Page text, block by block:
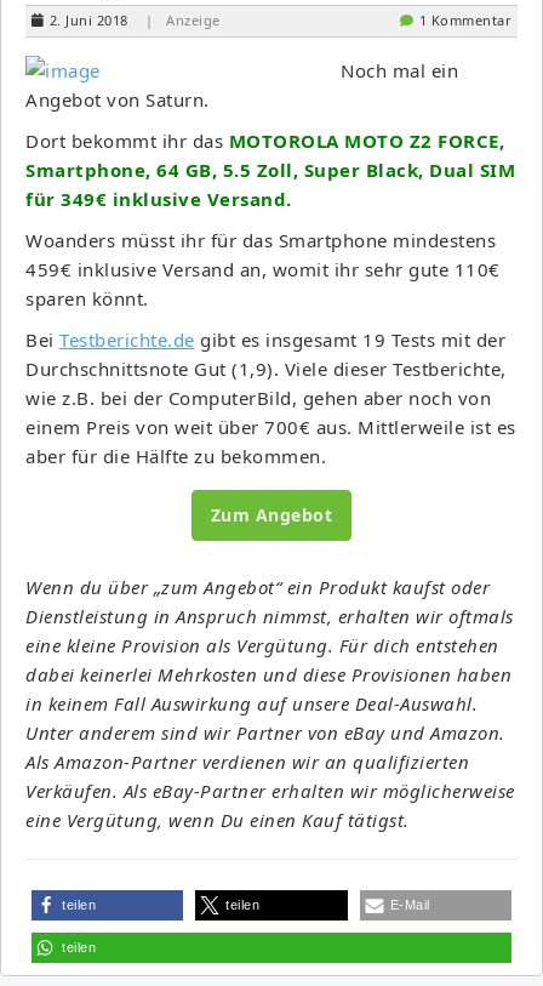
2. Juni 2018 | Anzeige 1 Kommentar
Noch mal ein
Angebot von Saturn.
Dort bekommt ihr das MOTOROLA MOTO Z2 FORCE,
Smartphone, 64 GB, 5.5 Zoll, Super Black, Dual SIM
für 349€ inklusive Versand.
Woanders müsst ihr für das Smartphone mindestens
459€ inklusive Versand an, womit ihr sehr gute 110€
sparen könnt.
Bei Testberichte.de gibt es insgesamt 19 Tests mit der
Durchschnittsnote Gut (1,9). Viele dieser Testberichte,
wie z.B. bei der ComputerBild, gehen aber noch von
einem Preis von weit über 700€ aus. Mittlerweile ist es
aber für die Hälfte zu bekommen.
Zum Angebot
Wenn du über „zum Angebot“ ein Produkt kaufst oder
Dienstleistung in Anspruch nimmst, erhalten wir oftmals
eine kleine Provision als Vergütung. Für dich entstehen
dabei keinerlei Mehrkosten und diese Provisionen haben
in keinem Fall Auswirkung auf unsere Deal-Auswahl.
Unter anderem sind wir Partner von eBay und Amazon.
Als Amazon-Partner verdienen wir an qualifizierten
Verkäufen. Als eBay-Partner erhalten wir möglicherweise
eine Vergütung, wenn Du einen Kauf tätigst.
teilen teilen E-Mail
teilen